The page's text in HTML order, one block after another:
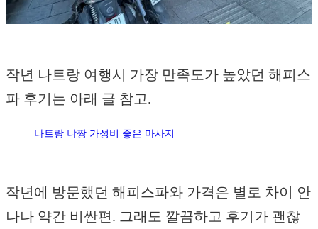
작년 나트랑 여행시 가장 만족도가 높았던 해피스
파 후기는 아래 글 참고.
나트랑 냐짱 가성비 좋은 마사지
작년에 방문했던 해피스파와 가격은 별로 차이 안
나나 약간 비싼편. 그래도 깔끔하고 후기가 괜찮